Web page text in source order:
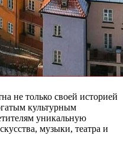
не только своей историей
культурным
уникальную
музыки, театра и